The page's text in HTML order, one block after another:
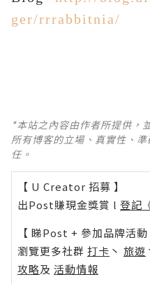
ger/rrrabbitnia/
*本站之內容由作者所提供，
所有博客的立場、真實性、
任。
【 U Creator 招募 】
出Post賺現金獎賞 l 登記
【 睇Post + 參加品牌活動
瀏覽更多社群 打卡 丶 旅遊
攻略及 活動情報